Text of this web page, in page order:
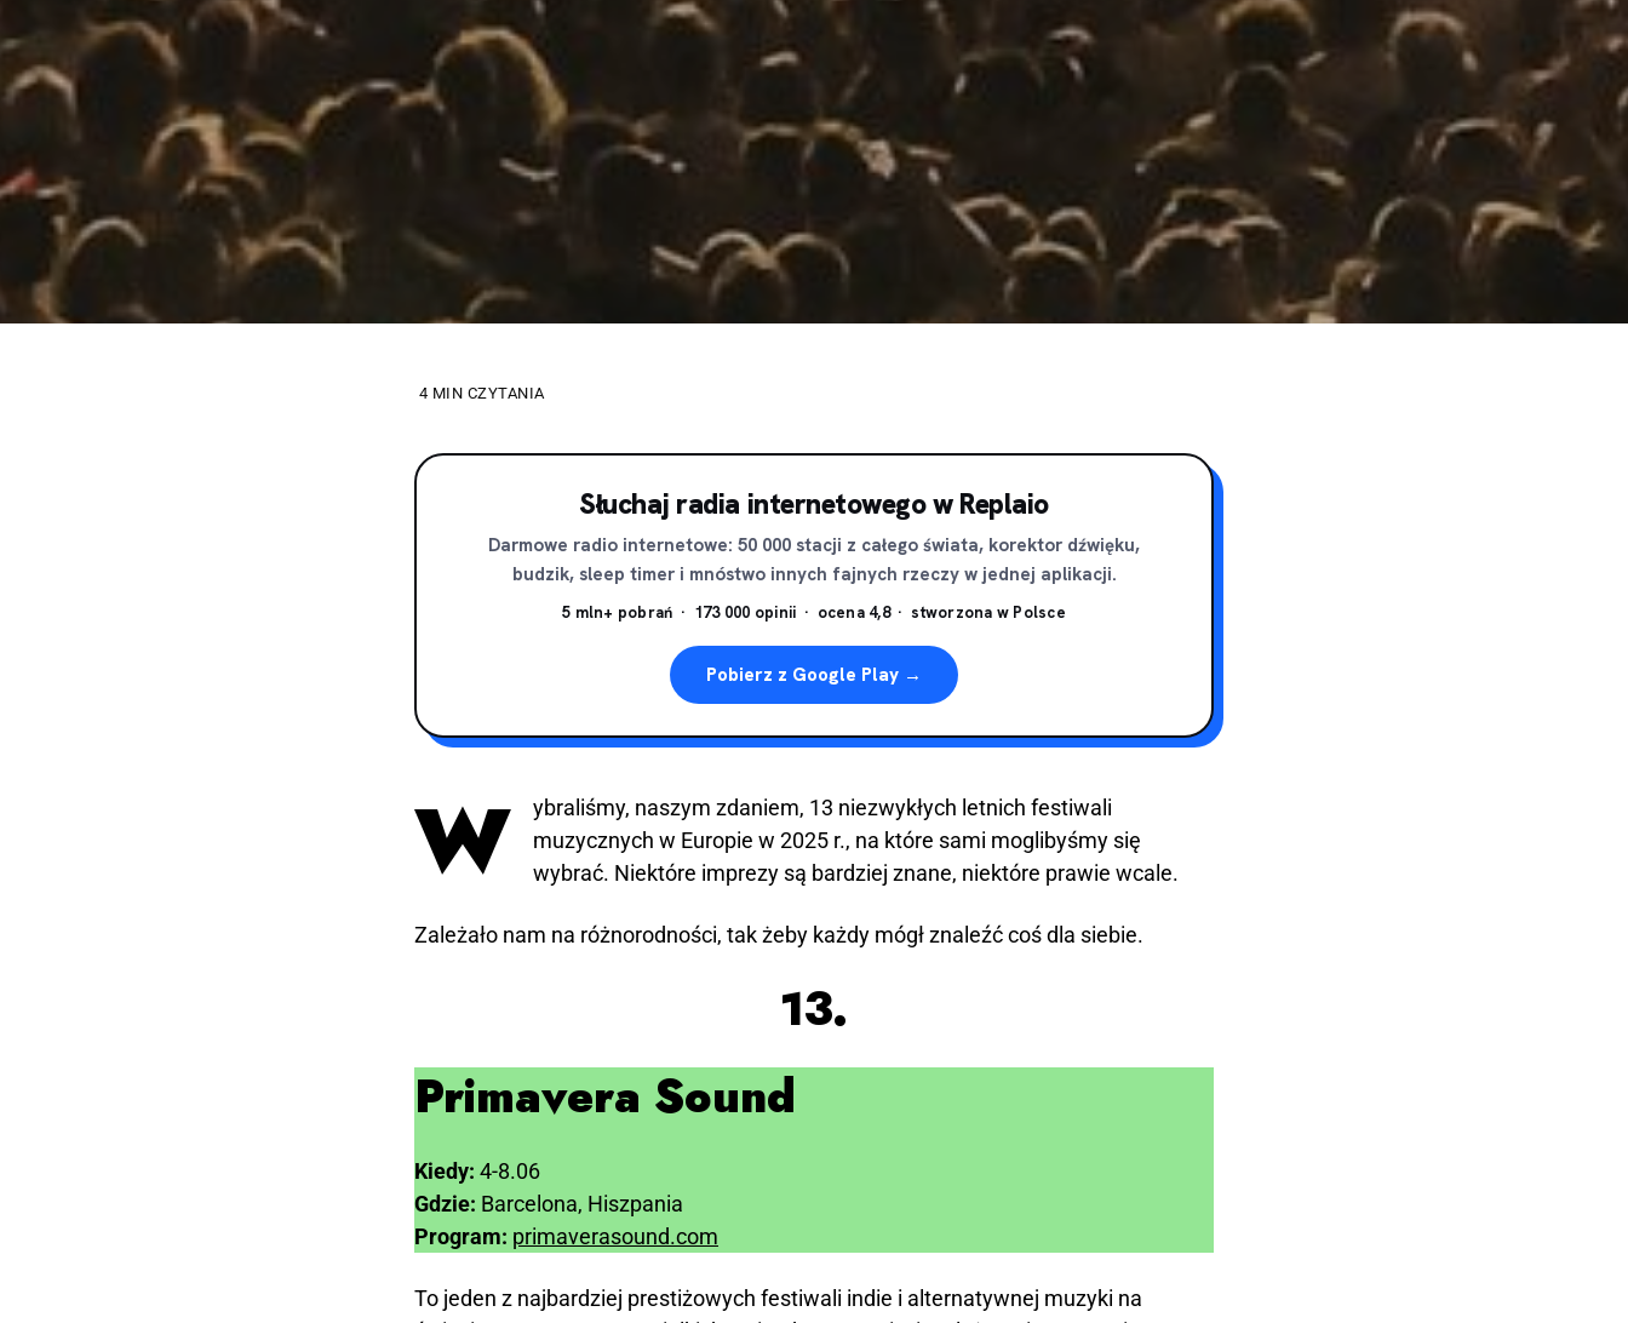
4 MIN CZYTANIA
Słuchaj radia internetowego w Replaio
Darmowe radio internetowe: 50 000 stacji z całego świata, korektor dźwięku,
budzik, sleep timer i mnóstwo innych fajnych rzeczy w jednej aplikacji.
5 mln+ pobrań · 173 000 opinii · ocena 4,8 · stworzona w Polsce
Pobierz z Google Play →
W
ybraliśmy, naszym zdaniem, 13 niezwykłych letnich festiwali
muzycznych w Europie w 2025 r., na które sami moglibyśmy się
wybrać. Niektóre imprezy są bardziej znane, niektóre prawie wcale.
Zależało nam na różnorodności, tak żeby każdy mógł znaleźć coś dla siebie.
13.
Primavera Sound
Kiedy: 4-8.06
Gdzie: Barcelona, Hiszpania
Program: primaverasound.com
To jeden z najbardziej prestiżowych festiwali indie i alternatywnej muzyki na